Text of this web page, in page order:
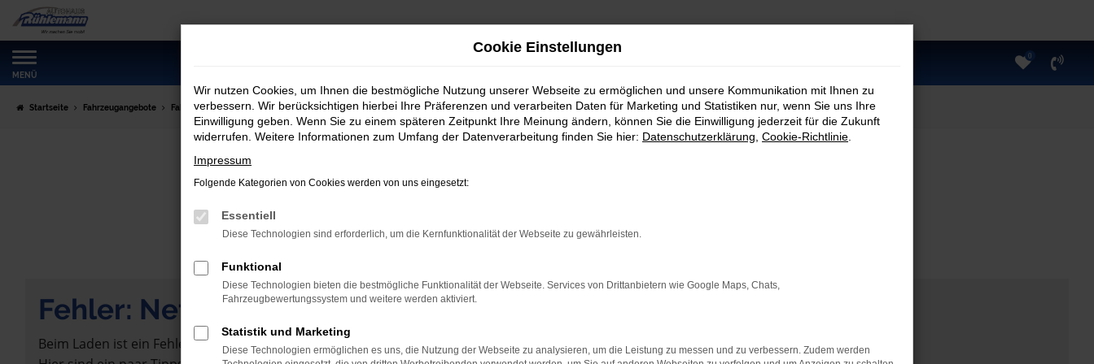
Zum
Hauptinhalt
springen
MENÜ
0
Startseite Fahrzeugangebote Fahrzeugmarkt
Fahrzeugmarkt
Fehler: Network Error
Beim Laden ist ein Fehler aufgetreten.
Cookie Einstellungen
Wir nutzen Cookies, um Ihnen die bestmögliche Nutzung unserer Webseite zu ermöglichen und unsere Kommunikation mit Ihnen zu
verbessern. Wir berücksichtigen hierbei Ihre Präferenzen und verarbeiten Daten für Marketing und Statistiken nur, wenn Sie uns Ihre
Einwilligung geben. Wenn Sie zu einem späteren Zeitpunkt Ihre Meinung ändern, können Sie die Einwilligung jederzeit für die Zukunft
widerrufen. Weitere Informationen zum Umfang der Datenverarbeitung finden Sie hier: Datenschutzerklärung Cookie-Richtlinie
Impressum
Folgende Kategorien von Cookies werden von uns eingesetzt:
Essentiell
Diese Technologien sind erforderlich, um die Kernfunktionalität der Webseite zu gewährleisten.
Funktional
Diese Technologien bieten die bestmögliche Funktionalität der Webseite. Services von Drittanbietern wie Google Maps, Chats,
Fahrzeugbewertungssystem und weitere werden aktiviert.
Statistik und Marketing
Diese Technologien ermöglichen es uns, die Nutzung der Webseite zu analysieren, um die Leistung zu messen und zu verbessern. Zudem werden